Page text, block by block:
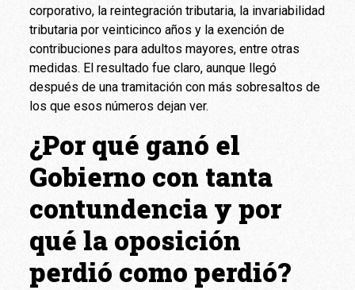
corporativo, la reintegración tributaria, la invariabilidad
tributaria por veinticinco años y la exención de
contribuciones para adultos mayores, entre otras
medidas. El resultado fue claro, aunque llegó
después de una tramitación con más sobresaltos de
los que esos números dejan ver.
¿Por qué ganó el
Gobierno con tanta
contundencia y por
qué la oposición
perdió como perdió?